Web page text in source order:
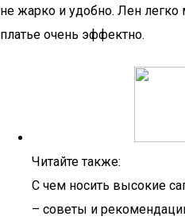
не жарко и удобно. Лен легко
платье очень эффектно.
Читайте также:
С чем носить высокие
– советы и